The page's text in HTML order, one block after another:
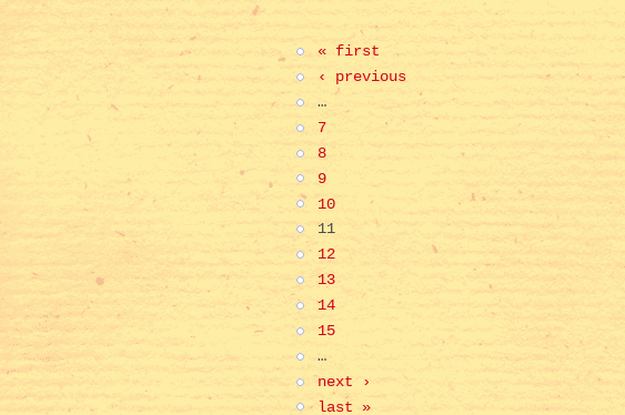
« first
‹ previous
…
7
8
9
10
11
12
13
14
15
…
next ›
last »